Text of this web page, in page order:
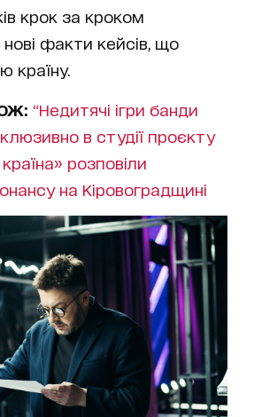
крок за кроком
факти кейсів, що
країну.
“Недитячі ігри банди
в студії проєкту
розповіли
на Кіровоградщині